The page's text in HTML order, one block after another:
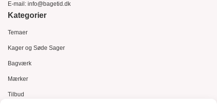
E-mail: info@bagetid.dk
Kategorier
Temaer
Kager og Søde Sager
Bagværk
Mærker
Tilbud